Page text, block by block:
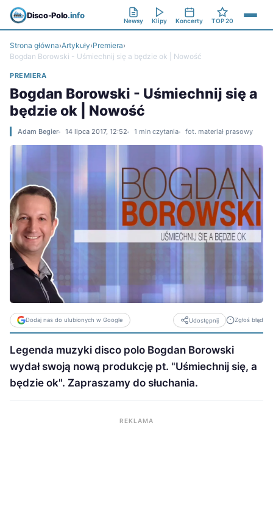
Disco-Polo.info
Newsy Klipy Koncerty TOP 20
Strona główna›Artykuły›Premiera›
Bogdan Borowski - Uśmiechnij się a będzie ok | Nowość
PREMIERA
Bogdan Borowski - Uśmiechnij się a
będzie ok | Nowość
Adam Begier 14 lipca 2017, 12:52 1 min czytania fot. materiał prasowy
Dodaj nas do ulubionych w Google Udostępnij Zgłoś błąd
Legenda muzyki disco polo Bogdan Borowski
wydał swoją nową produkcję pt. "Uśmiechnij się, a
będzie ok". Zapraszamy do słuchania.
REKLAMA